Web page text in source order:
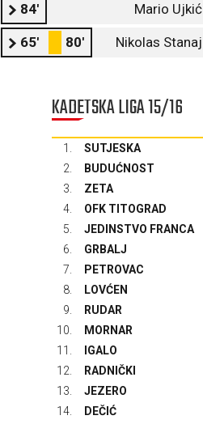
84' Mario Ujkić
65' 80' Nikolas Stanaj
KADETSKA LIGA 15/16
1. SUTJESKA
2.
BUDUĆNOST
3.
ZETA
4.
OFK TITOGRAD
5.
JEDINSTVO FRANCA
6.
GRBALJ
7.
PETROVAC
8.
LOVĆEN
9.
RUDAR
10.
MORNAR
11.
IGALO
12.
RADNIČKI
13.
JEZERO
14.
DEČIĆ